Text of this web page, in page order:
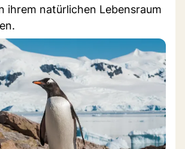
ihrem natürlichen Lebensraum